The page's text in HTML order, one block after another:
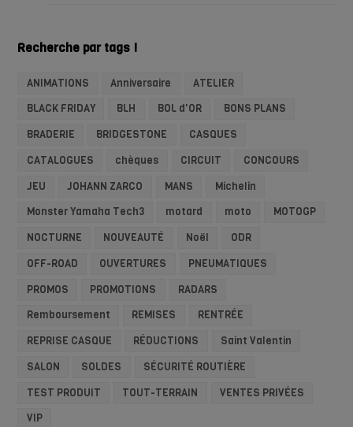
Recherche par tags !
ANIMATIONS Anniversaire
ATELIER
BLACK FRIDAY
BLH BOL d'OR
BONS PLANS
BRADERIE
BRIDGESTONE
CASQUES
CATALOGUES
chèques CIRCUIT
CONCOURS
JEU
JOHANN ZARCO MANS
Michelin
Monster Yamaha Tech3
motard moto
MOTOGP
NOCTURNE
NOUVEAUTÉ Noël
ODR
OFF-ROAD
OUVERTURES
PNEUMATIQUES
PROMOS
PROMOTIONS
RADARS
Remboursement
REMISES
RENTRÉE
REPRISE CASQUE
RÉDUCTIONS
Saint Valentin
SALON
SOLDES
SÉCURITÉ ROUTIÈRE
TEST PRODUIT
TOUT-TERRAIN
VENTES PRIVÉES
VIP